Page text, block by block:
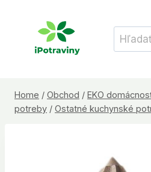
Hľadať:
Home / Obchod / EKO
potreby / Ostatné kuchynské